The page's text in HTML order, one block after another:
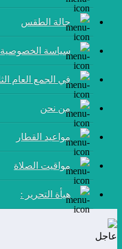
حالة الطقس
سياسة الخصوصية
من نحن
مواعيد القطار
مواقيت الصلاة
هيأة التحرير :
عاجل